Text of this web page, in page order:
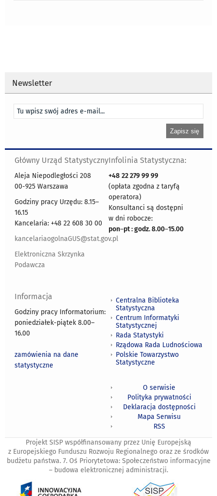
Newsletter
Główny Urząd Statystyczny
Aleja Niepodległości 208
00-925 Warszawa
Godziny pracy Urzędu: 8.15–
16.15
Kancelaria: +48 22 608 30 00
kancelariaogolnaGUS@stat.gov.pl
Elektroniczna Skrzynka
Podawcza
Infolinia Statystyczna:
+48 22 279 99 99
(opłata zgodna z taryfą
operatora)
Konsultanci są dostępni
w dni robocze:
pon–pt : godz. 8.00–15.00
Informacja
Godziny pracy Informatorium:
poniedziałek-piątek 8.00–
16.00
zamówienia na dane
statystyczne
Centralna Biblioteka
Statystyczna
Centrum Informatyki
Statystycznej
Rada Statystyki
Rządowa Rada Ludnościowa
Polskie Towarzystwo
Statystyczne
O serwisie
Polityka prywatności
Deklaracja dostępności
Mapa Serwisu
RSS
Projekt SISP współfinansowany przez Unię Europejską
z Europejskiego Funduszu Rozwoju Regionalnego oraz ze środków
budżetu państwa. 7. Oś Priorytetowa: Społeczeństwo informacyjne
– budowa elektronicznej administracji.